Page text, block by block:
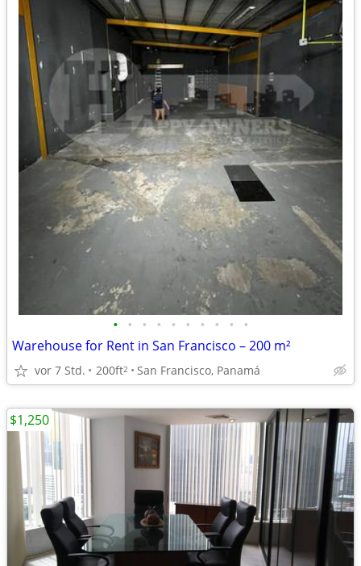
• • • • • • • • • •
Warehouse for Rent in San Francisco – 200 m²
vor 7 Std. 200ft2 San Francisco, Panamá
$1,250